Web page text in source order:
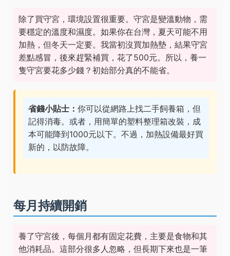
除了買守宮，環境設置很重要。守宮是變溫動物，需
要穩定的溫度和濕度。如果你在台灣，夏天可能不用
加熱，但冬天一定要。我當初沒買加熱墊，結果守宮
差點感冒，後來趕緊補買，花了500元。所以，養一
隻守宮要花多少錢？初始部分真的不能省。
省錢小貼士： 你可以從網路上找二手飼養箱，但
記得消毒。或者，用簡單的塑料整理箱改裝，成
本可能降到1000元以下。不過，加熱設備最好買
新的，以防故障。
每月持續開銷
養了守宮後，每個月都有固定花費，主要是食物和其
他消耗品。這部分很多人忽略，但長期下來也是一筆